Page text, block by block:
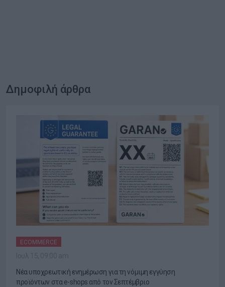
Δημοφιλή άρθρα
ECOMMERCE
Νέα υποχρεωτική ενημέρωση για τη νόμιμη εγγύηση
προϊόντων στα e-shops από τον Σεπτέμβριο